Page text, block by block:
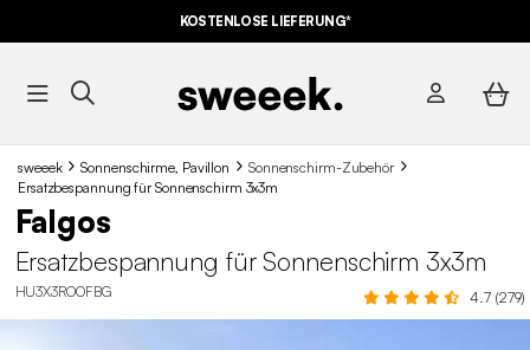
KOSTENLOSE LIEFERUNG*
sweeek Sonnenschirme, Pavillon
Sonnenschirm-Zubehör
Ersatzbespannung für Sonnenschirm 3x3m
Falgos
Ersatzbespannung für Sonnenschirm 3x3m
HU3X3ROOFBG 4.7 (279)